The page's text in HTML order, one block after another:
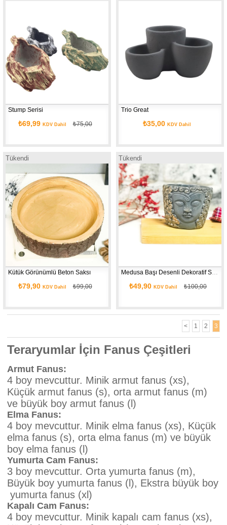
Stump Serisi
₺69,99 KDV Dahil ₺75,00
Trio Great
₺35,00 KDV Dahil
Tükendi
Kütük Görünümlü Beton Saksı
₺79,90 KDV Dahil ₺99,00
Tükendi
Medusa Başı Desenli Dekoratif Saksı
₺49,90KDV Dahil ₺100,00
< 1 2 3
Teraryumlar İçin Fanus Çeşitleri
Armut Fanus:
4 boy mevcuttur. Minik armut fanus (xs),
Küçük armut fanus (s), orta armut fanus (m)
ve büyük boy armut fanus (l)
Elma Fanus:
4 boy mevcuttur. Minik elma fanus (xs), Küçük
elma fanus (s), orta elma fanus (m) ve büyük
boy elma fanus (l)
Yumurta Cam Fanus:
3 boy mevcuttur. Orta yumurta fanus (m),
Büyük boy yumurta fanus (l), Ekstra büyük boy
yumurta fanus (xl)
Kapalı Cam Fanus:
4 boy mevcuttur. Minik kapalı cam fanus (xs),